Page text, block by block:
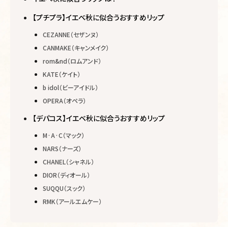
【プチプラ】イエベ秋に似合うおすすめリップ
CEZANNE（セザンヌ）
CANMAKE（キャンメイク）
rom&nd（ロムアンド）
KATE（ケイト）
b idol（ビーアイドル）
OPERA（オペラ）
【デパコス】イエベ秋に似合うおすすめリップ
M·A·C（マック）
NARS（ナーズ）
CHANEL（シャネル）
DIOR（ディオール）
SUQQU（スック）
RMK（アールエムケー）